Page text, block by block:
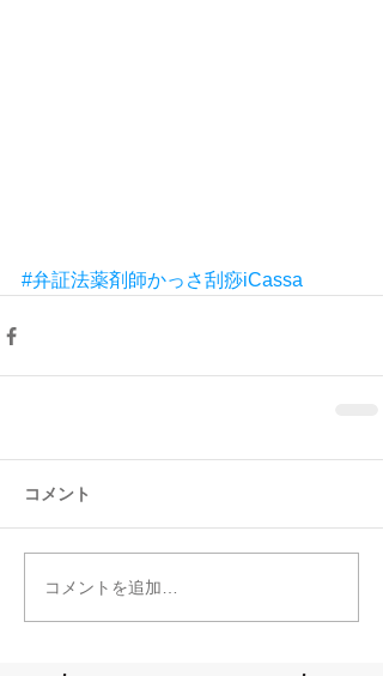
#弁証法薬剤師かっさ刮痧iCassa
コメント
コメントを追加…